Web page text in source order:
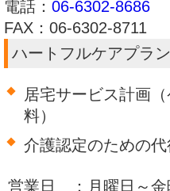
電話： 06-6302-8686
FAX：06-6302-8711
ハートフルケアプラ
居宅サービス計画
料）
介護認定のための代
営業日 ：月曜日～金